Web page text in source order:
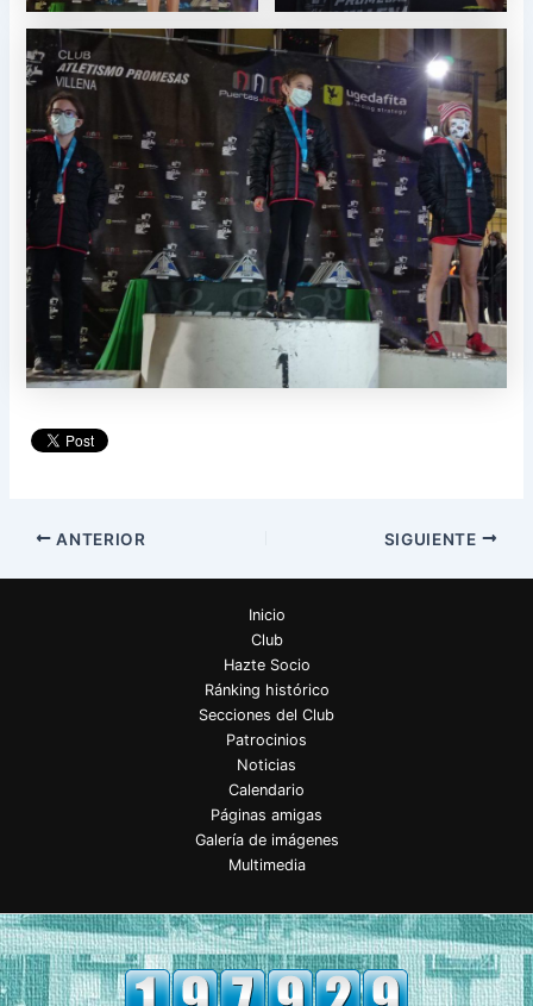
ANTERIOR SIGUIENTE
Inicio
Club
Hazte Socio
Ránking histórico
Secciones del Club
Patrocinios
Noticias
Calendario
Páginas amigas
Galería de imágenes
Multimedia